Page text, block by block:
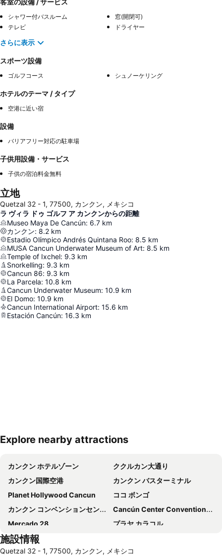
シャワー付バスルーム
窓(開閉可)
テレビ
ドライヤー
さらに表示
スポーツ設備
ゴルフコース シュノーケリング
ホテルのテーマ / タイプ
空港に近い宿
設備
バリアフリー対応の駐車場
子供用設備・サービス
子供の宿泊料金無料
立地
Quetzal 32 - 1, 77500, カンクン, メキシコ
ラ ヴィラ ドゥ ゴルフ ア カンクンからの距離
Museo Maya De Cancún: 6.7 km
カンクン: 8.2 km
Estadio Olímpico Andrés Quintana Roo: 8.5 km
MUSA Cancun Underwater Museum of Art: 8.5 km
Temple of Ixchel: 9.3 km
Snorkelling: 9.3 km
Cancun 86: 9.3 km
La Parcela: 10.8 km
Cancun Underwater Museum: 10.9 km
El Domo: 10.9 km
Cancun International Airport: 15.6 km
Estación Cancún: 16.3 km
地図を拡大
Explore nearby attractions
カンクン ホテルゾーン
ククルカン大通り
カンクン国際空港
カンクン バスターミナル
Planet Hollywood Cancun
ココ ボンゴ
カンクン コンベンションセンター
Cancún Center Conventions & Exhibitions
Mercado 28
プラヤ カラコル
施設情報
Quetzal 32 - 1, 77500, カンクン, メキシコ